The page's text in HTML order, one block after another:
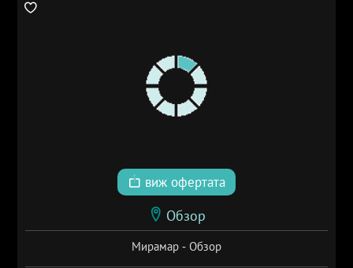
виж офертата
Обзор
Мирамар - Обзор